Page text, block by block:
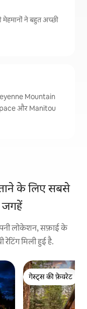
मेहमानों ने बहुत अच्छी
Mountain
और Manitou
के लिए सबसे
जगहें
लोकेशन, सफ़ाई के
मिली हुई है.
गेस्ट्स की फ़ेवरेट
गेस्ट्स की फ़ेवरेट